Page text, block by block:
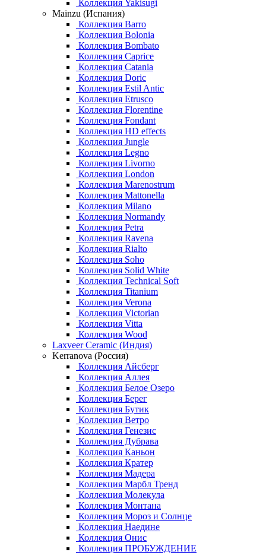
Коллекция Yakisugi
Mainzu (Испания)
Коллекция Barro
Коллекция Bolonia
Коллекция Bombato
Коллекция Caprice
Коллекция Catania
Коллекция Doric
Коллекция Estil Antic
Коллекция Etrusco
Коллекция Florentine
Коллекция Fondant
Коллекция HD effects
Коллекция Jungle
Коллекция Legno
Коллекция Livorno
Коллекция London
Коллекция Marenostrum
Коллекция Mattonella
Коллекция Milano
Коллекция Normandy
Коллекция Petra
Коллекция Ravena
Коллекция Rialto
Коллекция Soho
Коллекция Solid White
Коллекция Technical Soft
Коллекция Titanium
Коллекция Verona
Коллекция Victorian
Коллекция Vitta
Коллекция Wood
Laxveer Ceramic (Индия)
Kerranova (Россия)
Коллекция Айсберг
Коллекция Аллея
Коллекция Белое Озеро
Коллекция Берег
Коллекция Бутик
Коллекция Ветро
Коллекция Генезис
Коллекция Дубрава
Коллекция Каньон
Коллекция Кратер
Коллекция Мадера
Коллекция Марбл Тренд
Коллекция Молекула
Коллекция Монтана
Коллекция Мороз и Солнце
Коллекция Наедине
Коллекция Онис
Коллекция ПРОБУЖДЕНИЕ